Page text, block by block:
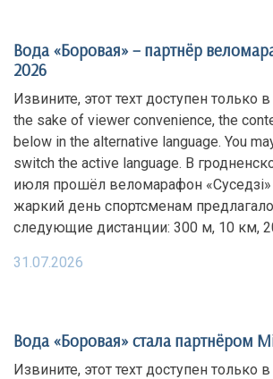
Вода «Боровая» – партнёр
2026
Извините, этот техт доступен только в
the sake of viewer convenience, the
below in the alternative language. You
switch the active language. В
июля прошёл веломарафон «Суседзi»
жаркий день спортсменам
следующие дистанции: 300 м, 10 км,
31.07.2026
Вода «Боровая» стала партнёром
Извините, этот техт доступен только в